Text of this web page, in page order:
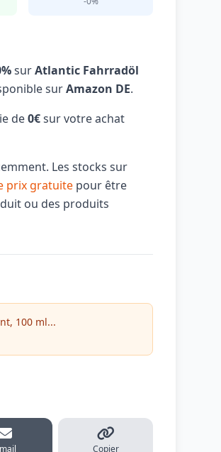
surAtlantic Fahrradöl
surAmazon DE.
de0€sur votre achat
Les stocks sur
prix gratuite pour être
ou des produits
100 ml...
Copier